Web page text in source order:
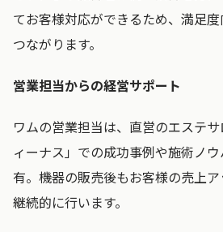
てお客様対応ができるため、満足
つながります。
営業担当からの経営サポート
ワムの営業担当は、直営のエステ
ィーナス」での成功事例や施術ノ
有。機器の販売後もお客様の売上
継続的に行います。